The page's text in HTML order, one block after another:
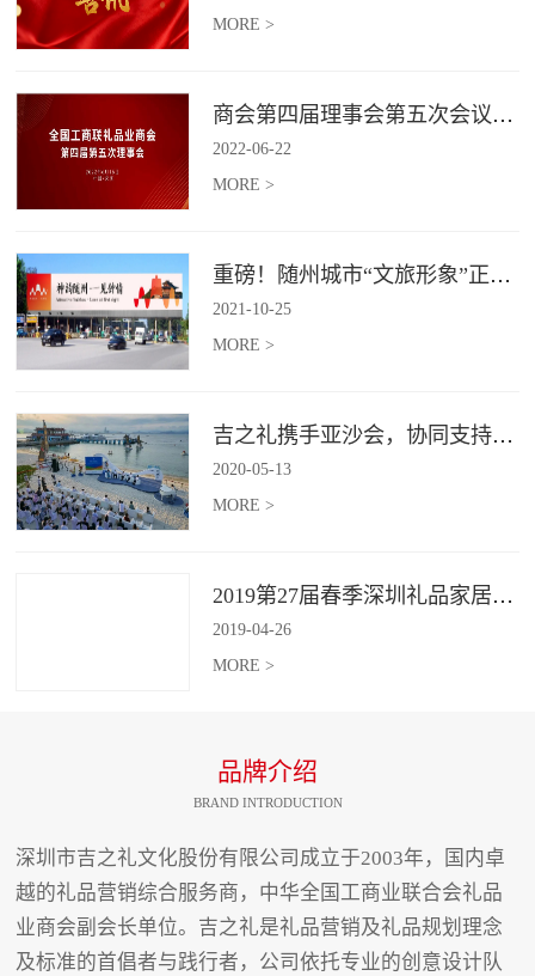
MORE >
商会第四届理事会第五次会议召开
2022-06-22
MORE >
重磅！随州城市“文旅形象”正式发布！
2021-10-25
MORE >
吉之礼携手亚沙会，协同支持、共襄盛举
2020-05-13
MORE >
2019第27届春季深圳礼品家居展开幕 引领礼赠行业新动向
2019-04-26
MORE >
品牌介绍
BRAND INTRODUCTION
深圳市吉之礼文化股份有限公司成立于2003年，国内卓
越的礼品营销综合服务商，中华全国工商业联合会礼品
业商会副会长单位。吉之礼是礼品营销及礼品规划理念
及标准的首倡者与践行者，公司依托专业的创意设计队